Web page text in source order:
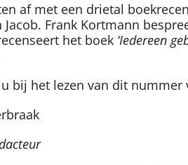
af met een drietal
Jacob. Frank Kortmann
het boek ‘Iedereen
bij het lezen van dit